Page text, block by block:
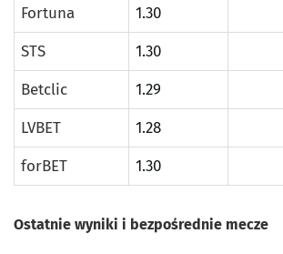
Fortuna
1.30
STS
1.30
Betclic
1.29
LVBET
1.28
forBET
1.30
Ostatnie wyniki i bezpośrednie mecze